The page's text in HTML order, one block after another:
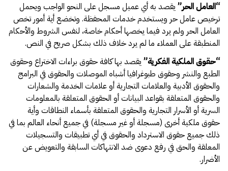
“العامل الحر” يقصد به أي عميل مسجل على النحو الواجب ويحمل
ترخيص عامل حر ويستخدم خدمات المحفظة. وتخضع أية أمور تخص
العامل الحر ولم يرد فيما يخصها أحكام خاصة، لنفس الشروط والأحكام
المنطبقة على العملاء ما لم يرد خلاف ذلك بشكل صريح في النص.
“حقوق الملكية الفكرية” يقصد بها كافة حقوق براءات الاختراع وحقوق
الطبع والنشر وحقوق طبوغرافيا أشباه الموصلات والحقوق في البرامج
والحقوق الأدبية والعلامات التجارية أو علامات الخدمة والشعارات
والحقوق المتعلقة بقواعد البيانات أو الحقوق المتعلقة بالمعلومات
السرية أو الأسرار التجارية والحقوق المتعلقة بأسماء النطاقات وأية
حقوق ملكية أخرى (مسجلة أو غير مسجلة) في جميع أنحاء العالم بما في
ذلك جميع حقوق الاسترداد والحقوق في أي تطبيقات والتسجيلات
المعلقة والحق في رفع دعوى ضد الانتهاكات السابقة والتعويض عن
الأضرار.